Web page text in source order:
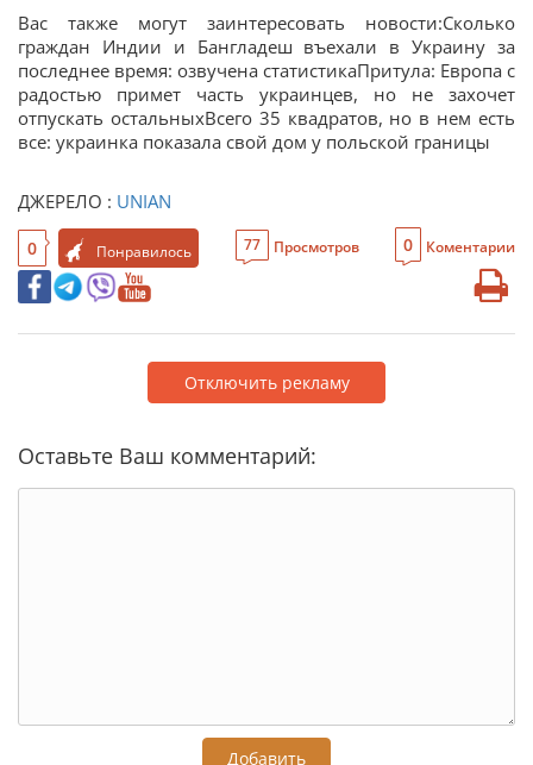
Вас также могут заинтересовать новости:Сколько
граждан Индии и Бангладеш въехали в Украину за
последнее время: озвучена статистикаПритула: Европа с
радостью примет часть украинцев, но не захочет
отпускать остальныхВсего 35 квадратов, но в нем есть
все: украинка показала свой дом у польской границы
ДЖЕРЕЛО : UNIAN
0 Понравилось 77 Просмотров 0 Коментарии
Отключить рекламу
Оставьте Ваш комментарий:
Добавить